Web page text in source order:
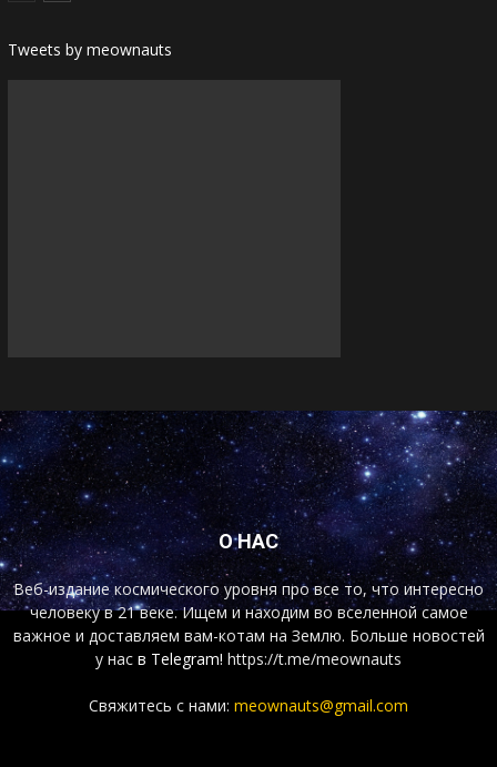
Tweets by meownauts
О НАС
Веб-издание космического уровня про все то, что интересно
человеку в 21 веке. Ищем и находим во вселенной самое
важное и доставляем вам-котам на Землю. Больше новостей
у нас в Telegram! https://t.me/meownauts
Свяжитесь с нами: meownauts@gmail.com